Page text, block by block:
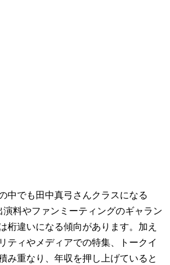
中でも田中真弓さんクラスになる
演料やファンミーティングのギャラン
桁違いになる傾向があります。加え
ティやメディアでの特集、トークイ
み重なり、年収を押し上げていると